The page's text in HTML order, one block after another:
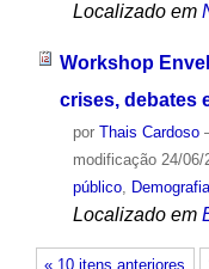
Localizado em
Workshop
crises, debates
por Thais Cardoso
modificação24/06/
público, Demografia
Localizado em